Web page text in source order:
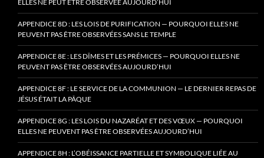
ELLES NE PEUT ÊTRE OBSERVÉE AUJOURD’HUI
APPENDICE 8D : LES LOIS DE PURIFICATION — POURQUOI ELLES NE
PEUVENT PAS ÊTRE OBSERVÉES SANS LE TEMPLE
APPENDICE 8E : LES DÎMES ET LES PRÉMICES — POURQUOI ELLES NE
PEUVENT PAS ÊTRE OBSERVÉES AUJOURD’HUI
APPENDICE 8F : LE SERVICE DE LA COMMUNION — LE DERNIER REPAS DE
JÉSUS ÉTAIT LA PÂQUE
APPENDICE 8G : LES LOIS DU NAZARÉAT ET DES VŒUX — POURQUOI
ELLES NE PEUVENT PAS ÊTRE OBSERVÉES AUJOURD’HUI
APPENDICE 8H : L’OBÉISSANCE PARTIELLE ET SYMBOLIQUE LIÉE AU